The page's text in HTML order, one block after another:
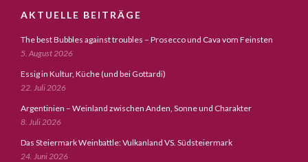
AKTUELLE BEITRÄGE
The best Bubbles against troubles – Prosecco und Cava vom Feinsten
5. August 2026
Essig in Kultur, Küche (und bei Gottardi)
22. Juli 2026
Argentinien – Weinland zwischen Anden, Sonne und Charakter
8. Juli 2026
Das Steiermark Weinbattle: Vulkanland VS. Südsteiermark
24. Juni 2026